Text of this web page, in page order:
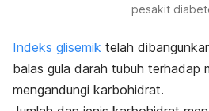
pesakit
Indeks glisemik telah
balas gula darah tubuh terhadap
mengandungi karbohidrat.